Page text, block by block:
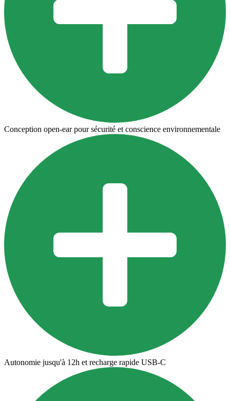
Conception open-ear pour sécurité et conscience environnementale
Autonomie jusqu'à 12h et recharge rapide USB-C